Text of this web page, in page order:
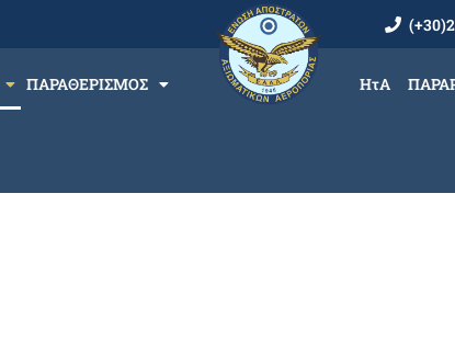
ΠΑΡΑΘΕΡΙΣΜΟΣ ΗτΑ